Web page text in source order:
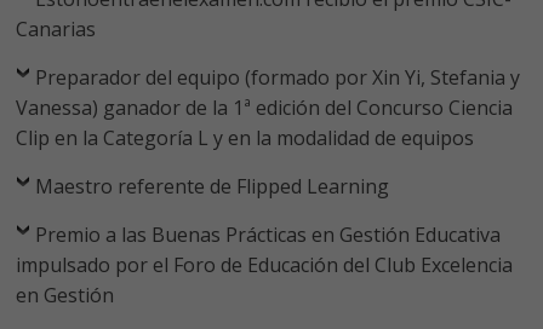
Canarias
Preparador del equipo (formado por Xin Yi, Stefania y
Vanessa) ganador de la 1ª edición del Concurso Ciencia
Clip en la Categoría L y en la modalidad de equipos
Maestro referente de Flipped Learning
Premio a las Buenas Prácticas en Gestión Educativa
impulsado por el Foro de Educación del Club Excelencia
en Gestión